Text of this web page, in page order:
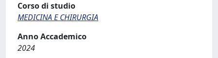
Corso di studio
MEDICINA E CHIRURGIA
Anno Accademico
2024